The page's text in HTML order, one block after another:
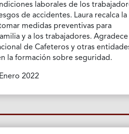
laborales de los
de accidentes. Laura recalca la
medidas preventivas para
y a los trabajadores. Agradece
de Cafeteros y otras
la formación sobre seguridad.
2022